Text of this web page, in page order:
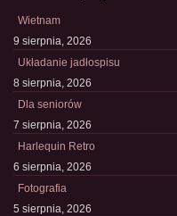
Wietnam
9 sierpnia, 2026
Układanie jadłospisu
8 sierpnia, 2026
Dla seniorów
7 sierpnia, 2026
Harlequin Retro
6 sierpnia, 2026
Fotografia
5 sierpnia, 2026